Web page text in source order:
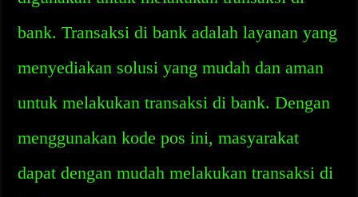
bank. Transaksi di bank adalah layanan yang
menyediakan solusi yang mudah dan aman
untuk melakukan transaksi di bank. Dengan
menggunakan kode pos ini, masyarakat
dapat dengan mudah melakukan transaksi di